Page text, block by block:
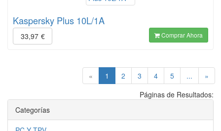
Kaspersky Plus 10L/1A
33,97 € Comprar Ahora
« 1 (current)
2 3 4 5 ...
»
Páginas de Resultados:
Categorías